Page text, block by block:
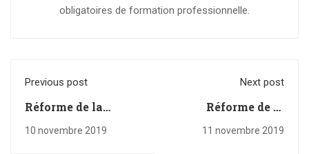
obligatoires de formation professionnelle.
Previous post
Réforme de la
copropriété : la loi
10 novembre 2019
Next post
Réforme de la
copropriété : tout
11 novembre 2019